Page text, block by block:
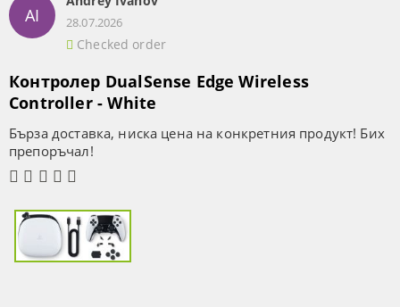
AI 28.07.2026
Checked order
Контролер DualSense Edge Wireless
Controller - White
Бърза доставка, ниска цена на конкретния продукт! Бих
препоръчал!